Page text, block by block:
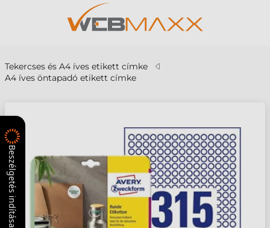
Tekercses és A4 íves etikett címke
A4 íves öntapadó etikett címke
Beszélgetés indítása